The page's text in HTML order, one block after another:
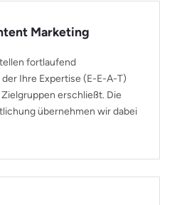
Marketing
fortlaufend
Ihre Expertise (E-E-A-T)
erschließt. Die
übernehmen wir dabei